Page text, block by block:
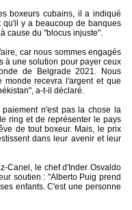
boxeurs cubains, il a indiqué
y a beaucoup de banques
cause du "blocus injuste".
car nous sommes engagés
à une solution pour payer ceux
de Belgrade 2021. Nous
recevra l'argent et que
a-t-il déclaré.
n'est pas la chose la
ring et de représenter le pays
de tout boxeur. Mais, le prix
dans leur avenir et leur
Canel, le chef d'Inder Osvaldo
soutien : "Alberto Puig prend
enfants. C'est une personne